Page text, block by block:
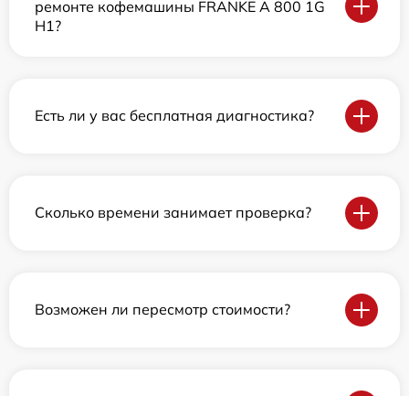
ремонте кофемашины FRANKE A 800 1G
H1?
Есть ли у вас бесплатная диагностика?
Сколько времени занимает проверка?
Возможен ли пересмотр стоимости?